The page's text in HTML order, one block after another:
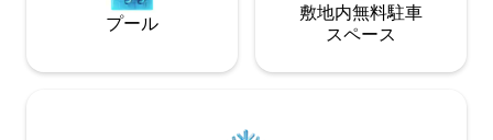
プール
敷地内無料駐⁠車
ス⁠ペ⁠ー⁠ス